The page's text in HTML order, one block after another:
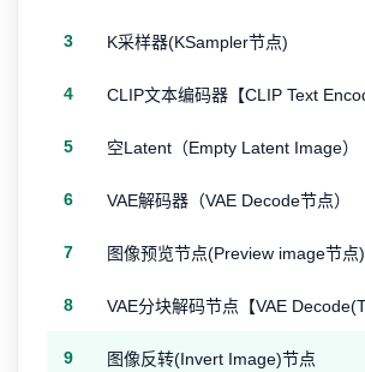
3 K采样器(KSampler节点)
4
5 空Latent（Empty Latent Image）
6 VAE解码器（VAE Decode节点）
7 图像预览节点(Preview image节点)
8
9 图像反转(Invert Image)节点